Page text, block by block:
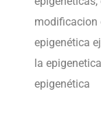
modificacion
epigenética
la
epigenética